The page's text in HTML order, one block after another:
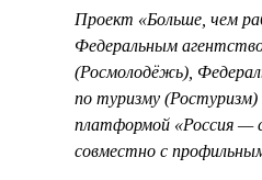
Проект «Больше, чем
Федеральным
(Росмолодёжь),
по туризму (Ростуризм)
платформой «Россия —
совместно с